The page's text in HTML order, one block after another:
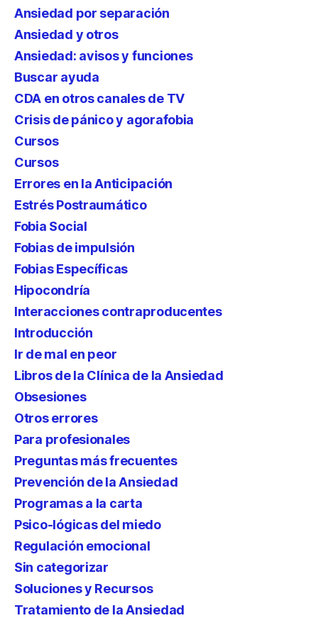
Ansiedad por separación
Ansiedad y otros
Ansiedad: avisos y funciones
Buscar ayuda
CDA en otros canales de TV
Crisis de pánico y agorafobia
Cursos
Cursos
Errores en la Anticipación
Estrés Postraumático
Fobia Social
Fobias de impulsión
Fobias Específicas
Hipocondría
Interacciones contraproducentes
Introducción
Ir de mal en peor
Libros de la Clínica de la Ansiedad
Obsesiones
Otros errores
Para profesionales
Preguntas más frecuentes
Prevención de la Ansiedad
Programas a la carta
Psico-lógicas del miedo
Regulación emocional
Sin categorizar
Soluciones y Recursos
Tratamiento de la Ansiedad